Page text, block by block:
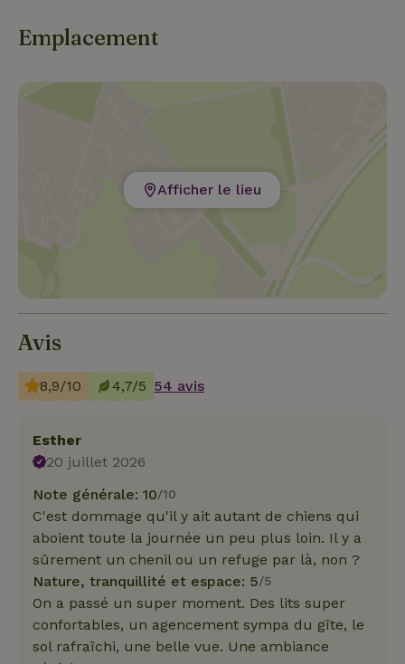
Emplacement
Afficher le lieu
Avis
8,9/10 4,7/5 54 avis
Esther
20 juillet 2026
Note générale: 10/10
C'est dommage qu'il y ait autant de chiens qui
aboient toute la journée un peu plus loin. Il y a
sûrement un chenil ou un refuge par là, non ?
Nature, tranquillité et espace: 5/5
On a passé un super moment. Des lits super
confortables, un agencement sympa du gîte, le
sol rafraîchi, une belle vue. Une ambiance